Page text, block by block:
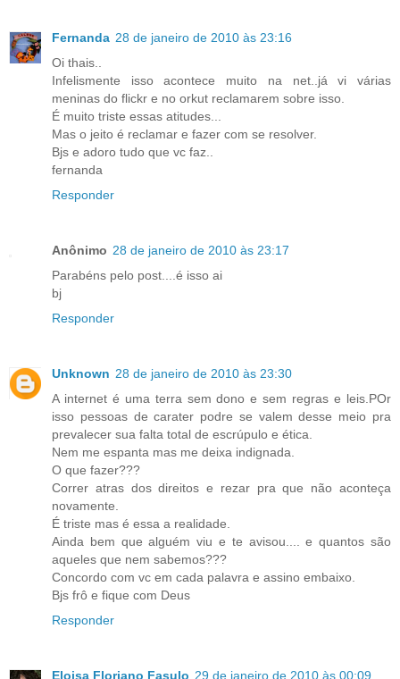
Fernanda 28 de janeiro de 2010 às 23:16
Oi thais..
Infelismente isso acontece muito na net..já vi várias
meninas do flickr e no orkut reclamarem sobre isso.
É muito triste essas atitudes...
Mas o jeito é reclamar e fazer com se resolver.
Bjs e adoro tudo que vc faz..
fernanda
Responder
Anônimo 28 de janeiro de 2010 às 23:17
Parabéns pelo post....é isso ai
bj
Responder
Unknown 28 de janeiro de 2010 às 23:30
A internet é uma terra sem dono e sem regras e leis.POr
isso pessoas de carater podre se valem desse meio pra
prevalecer sua falta total de escrúpulo e ética.
Nem me espanta mas me deixa indignada.
O que fazer???
Correr atras dos direitos e rezar pra que não aconteça
novamente.
É triste mas é essa a realidade.
Ainda bem que alguém viu e te avisou.... e quantos são
aqueles que nem sabemos???
Concordo com vc em cada palavra e assino embaixo.
Bjs frô e fique com Deus
Responder
Eloisa Floriano Fasulo 29 de janeiro de 2010 às 00:09